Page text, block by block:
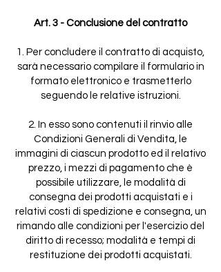
Art. 3 - Conclusione del contratto
1. Per concludere il contratto di acquisto,
sarà necessario compilare il formulario in
formato elettronico e trasmetterlo
seguendo le relative istruzioni.
2. In esso sono contenuti il rinvio alle
Condizioni Generali di Vendita, le
immagini di ciascun prodotto ed il relativo
prezzo, i mezzi di pagamento che è
possibile utilizzare, le modalità di
consegna dei prodotti acquistati e i
relativi costi di spedizione e consegna, un
rimando alle condizioni per l'esercizio del
diritto di recesso; modalità e tempi di
restituzione dei prodotti acquistati.